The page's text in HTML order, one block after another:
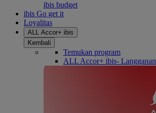
ibis budget
ibis Go get it
Loyalitas
ALL Accor+ ibis
Kembali
Temukan program
ALL Accor+ ibis- Langganan